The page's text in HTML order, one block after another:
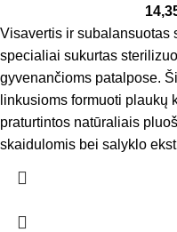
Visavertis ir subalansuotas
specialiai sukurtas
gyvenančioms patalpose.
linkusioms formuoti plaukų
praturtintos natūraliais
skaidulomis bei salyklo